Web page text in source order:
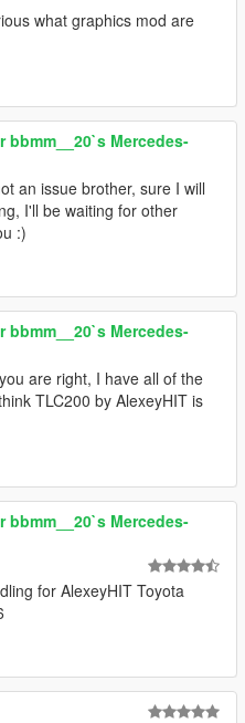
what graphics mod are
bbmm__20`s Mercedes-
an issue brother, sure I will
I'll be waiting for other
:)
bbmm__20`s Mercedes-
are right, I have all of the
TLC200 by AlexeyHIT is
bbmm__20`s Mercedes-
for AlexeyHIT Toyota